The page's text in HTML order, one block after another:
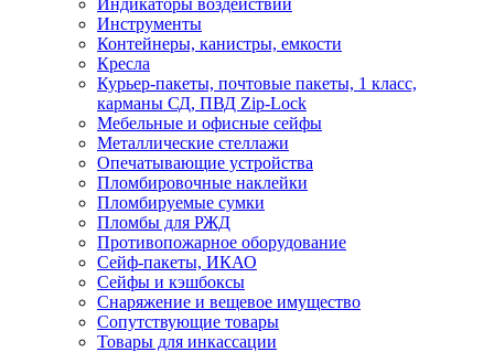
Индикаторы воздействий
Инструменты
Контейнеры, канистры, емкости
Кресла
Курьер-пакеты, почтовые пакеты, 1 класс,
карманы СД, ПВД Zip-Lock
Мебельные и офисные сейфы
Металлические стеллажи
Опечатывающие устройства
Пломбировочные наклейки
Пломбируемые сумки
Пломбы для РЖД
Противопожарное оборудование
Сейф-пакеты, ИКАО
Сейфы и кэшбоксы
Снаряжение и вещевое имущество
Сопутствующие товары
Товары для инкассации